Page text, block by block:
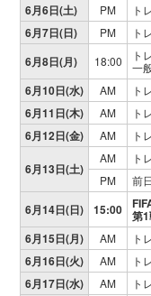
6月6日(土) PM ト
6月7日(日) PM ト
6月8日(月) 18:00
ト
一
6月10日(水) AM ト
6月11日(木) AM ト
6月12日(金) AM ト
6月13日(土)
AM
ト
PM
前
6月14日(日) 15:00
第
6月15日(月)
AM ト
6月16日(火) AM ト
6月17日(水) AM ト